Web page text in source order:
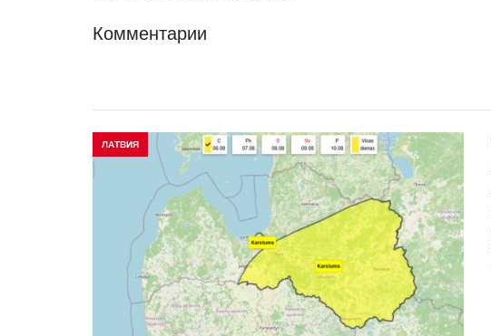
Комментарии
ЛАТВИЯ